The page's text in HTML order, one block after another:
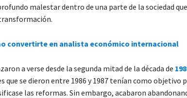
malestar dentro de una parte de la sociedad
convertirte en analista económico internacional
a verse desde la segunda mitad de la década de 1
se dieron entre 1986 y 1987 tenían como objetivo
las reformas. Sin embargo, acabaron